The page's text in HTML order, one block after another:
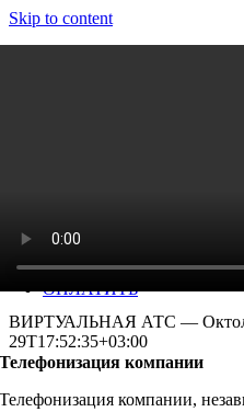
Skip to content
ТАРИФЫ 8-800
ВЫБОР НОМЕРА
СКАЧАТЬ
ОПЛАТИТЬ
ВИРТУАЛЬНАЯ АТС —
29T17:52:35+03:00
Телефонизация компании
Телефонизация компании,